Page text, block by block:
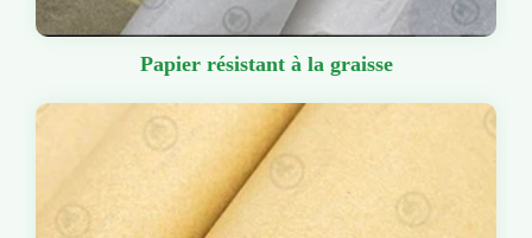
Papier résistant à la graisse